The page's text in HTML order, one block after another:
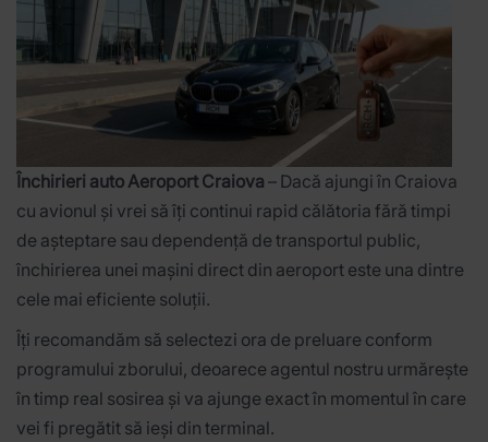
Închirieri auto Aeroport Craiova – Dacă ajungi în Craiova
cu avionul și vrei să îți continui rapid călătoria fără timpi
de așteptare sau dependență de transportul public,
închirierea unei mașini direct din aeroport este una dintre
cele mai eficiente soluții.
Îți recomandăm să selectezi ora de preluare conform
programului zborului, deoarece agentul nostru urmărește
în timp real sosirea și va ajunge exact în momentul în care
vei fi pregătit să ieși din terminal.